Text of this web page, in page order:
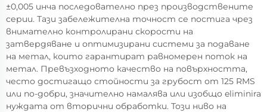
±0,005 инча последователно през производствените
серии. Тази забележителна точност се постига чрез
внимателно контролирани скорости на
затвердяване и оптимизирани системи за подаване
на метал, които гарантират равномерен поток на
метал. Превъзходното качество на повърхността,
често достигащо стойности за грубост от 125 RMS
или по-добри, значително намалява или изобщо eliminira
нуждата от вторични обработки. Този ниво на